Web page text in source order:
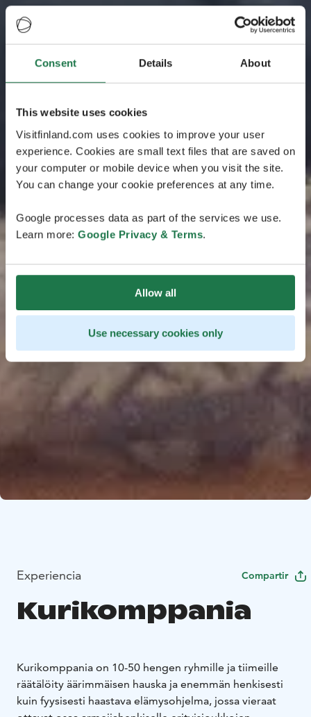
Consent Details About
This website uses cookies
Visitfinland.com uses cookies to improve your user
experience. Cookies are small text files that are saved on
your computer or mobile device when you visit the site.
You can change your cookie preferences at any time.
Google processes data as part of the services we use.
Learn more: Google Privacy & Terms.
Allow all
Use necessary cookies only
Experiencia Compartir
Kurikomppania
Kurikomppania on 10-50 hengen ryhmille ja tiimeille
räätälöity äärimmäisen hauska ja enemmän henkisesti
kuin fyysisesti haastava elämysohjelma, jossa vieraat